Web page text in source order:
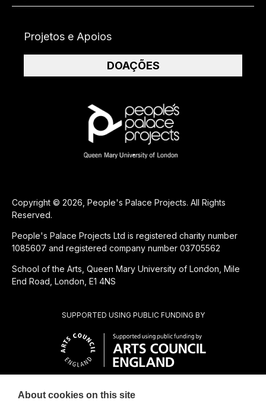
SUPPORTED USING PUBLIC FUNDING BY
Copyright © 2026, People's Palace Projects. All Rights
Reserved.
People's Palace Projects Ltd is registered charity number
1085607 and registered company number 03705562
School of the Arts, Queen Mary University of London, Mile
End Road, London, E1 4NS
Projetos e Apoios
DOAÇÕES
About cookies on this site